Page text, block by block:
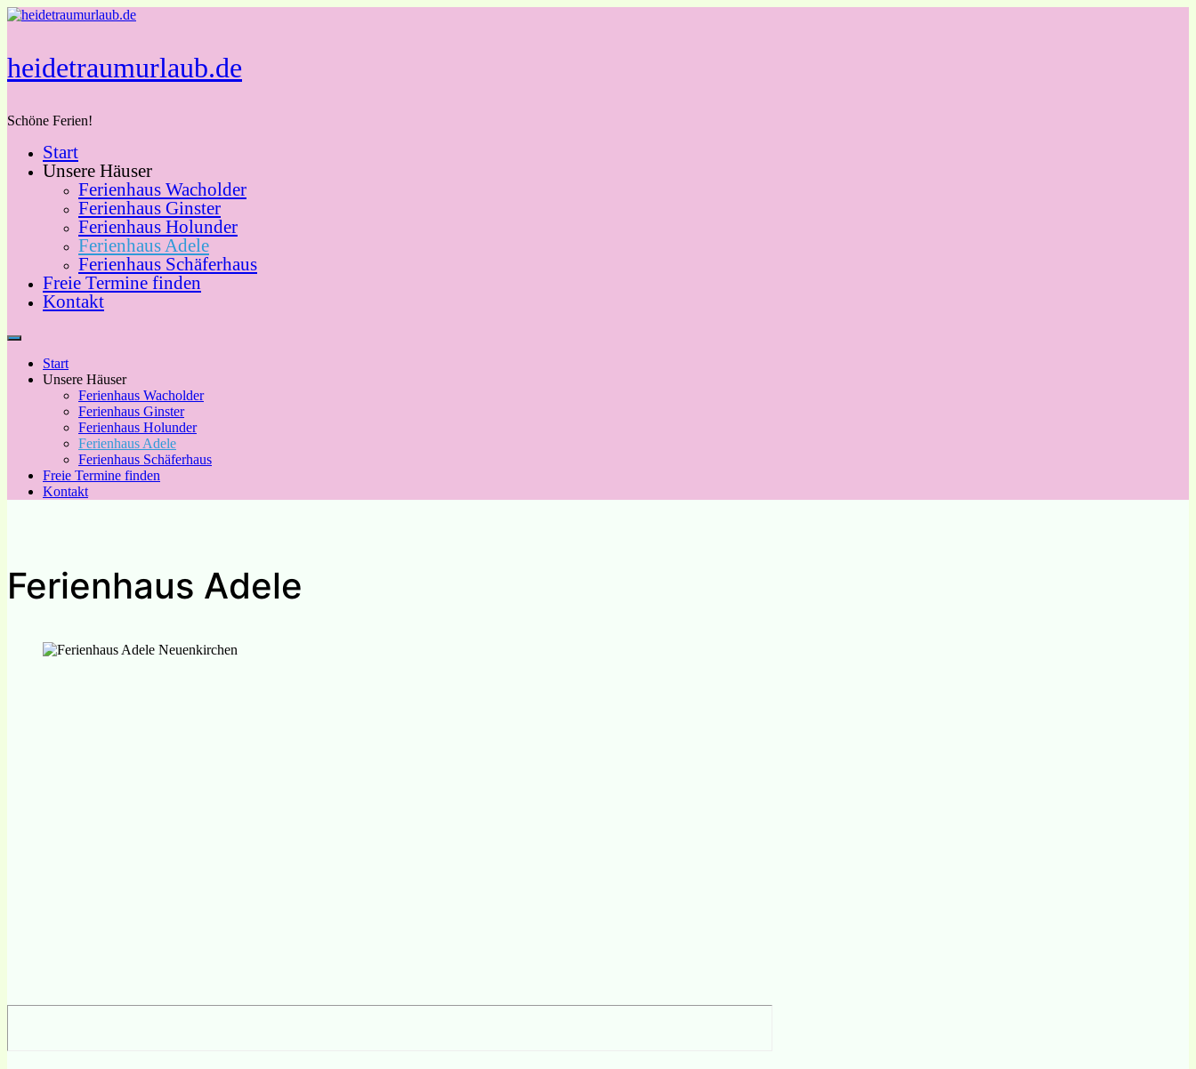
Zum
heidetraumurlaub.de
Schöne Ferien!
Start
Unsere Häuser
Ferienhaus Wacholder
Ferienhaus Ginster
Ferienhaus Holunder
Ferienhaus Adele
Ferienhaus Schäferhaus
Freie Termine finden
Kontakt
Start
Unsere Häuser
Ferienhaus Wacholder
Ferienhaus Ginster
Ferienhaus Holunder
Ferienhaus Adele
Ferienhaus Schäferhaus
Freie Termine finden
Kontakt
Ferienhaus Adele